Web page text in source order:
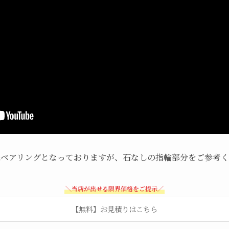
アリングとなっておりますが、石なしの指輪部分をご参考
＼当店が出せる限界価格をご提示／
【無料】お見積りはこちら